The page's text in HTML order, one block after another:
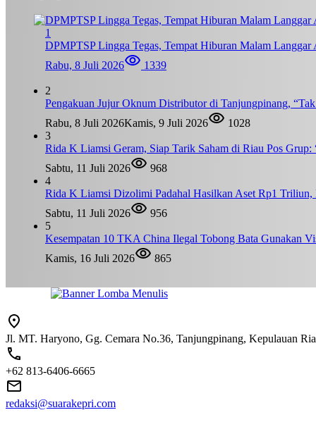
1
DPMPTSP Lingga Tegas, Tempat Hiburan Malam Langgar
Rabu, 8 Juli 2026
1339
2
Pengakuan Jujur Oknum Distributor di Tanjungpinang,
Rabu, 8 Juli 2026Kamis, 9 Juli 2026
1028
3
Rida K Liamsi Geram, Siap Tarik Saham di Riau Pos
Sabtu, 11 Juli 2026
968
4
Rida K Liamsi Dizolimi Padahal Hasilkan Aset Rp1 Triliun,
Sabtu, 11 Juli 2026
956
5
Kesempatan 10 TKA China Ilegal Tobong Bata Gunakan
Kamis, 16 Juli 2026
865
Jl. MT. Haryono, Gg. Cemara No.36, Tanjungpinang, Kepulauan
+62 813-6406-6665
redaksi@suarakepri.com